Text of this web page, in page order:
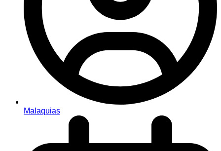
Malaquias